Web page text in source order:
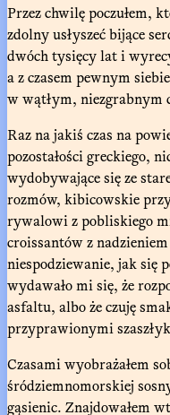
Przez chwilę poczułem,
zdolny usłyszeć bijące
dwóch tysięcy lat i
a z czasem pewnym
w wątłym, niezgrabnym
Raz na jakiś czas na
pozostałości greckiego,
wydobywające się ze
rozmów, kibicowskie
rywalowi z pobliskiego
croissantów z
niespodziewanie, jak się
wydawało mi się, że
asfaltu, albo że czuję
przyprawionymi
Czasami wyobrażałem
śródziemnomorskiej
gąsienic. Znajdowałem